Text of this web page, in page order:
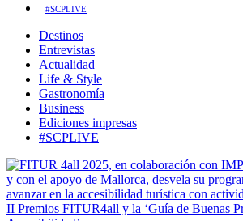
#SCPLIVE
Destinos
Entrevistas
Actualidad
Life & Style
Gastronomía
Business
Ediciones impresas
#SCPLIVE